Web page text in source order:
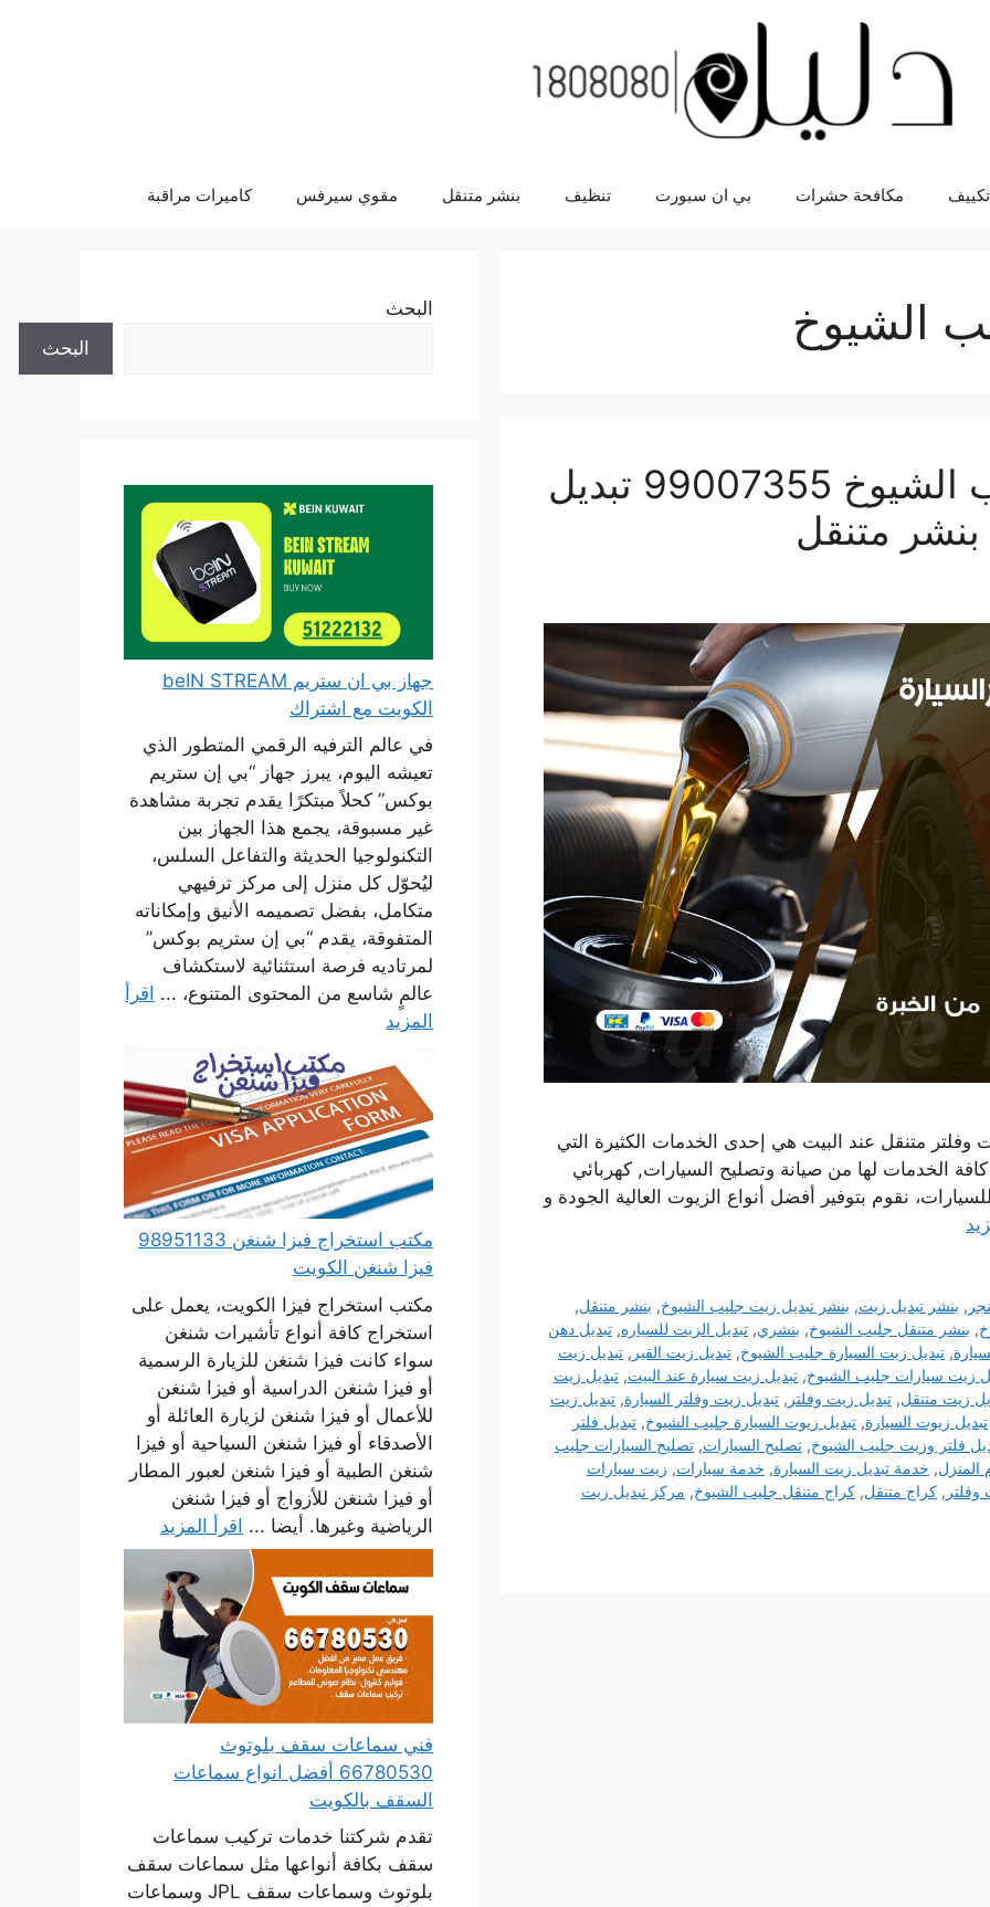
تكييف مكافحة حشرات بي ان سبورت تنظيف بنشر متنقل مقوي سيرفس كاميرات مراقبة
الشيوخ
تبديل زيت السيارة جليب الشيوخ 99007355 تبديل
بنشر متنقل
متنقل عند البيت هي إحدى الخدمات الكثيرة التي
كافة الخدمات لها من صيانة وتصليح السيارات, كهربائي
نقوم بتوفير أفضل أنواع الزيوت العالية الجودة و
, بنشر تبديل زيت, بنشر تبديل زيت جليب الشيوخ, بنشر متنقل,
, بنشر متنقل جليب الشيوخ, بنشري, تبديل الزيت للسياره, تبديل دهن
, تبديل زيت السيارة جليب الشيوخ, تبديل زيت القير , تبديل زيت
زيت سيارات جليب الشيوخ, تبديل زيت سيارة عند البيت, تبديل زيت
زيت متنقل, تبديل زيت وفلتر , تبديل زيت وفلتر السيارة, تبديل زيت
تبديل زيوت السيارة, تبديل زيوت السيارة جليب الشيوخ, تبديل فلتر
فلتر وزيت جليب الشيوخ, تصليح السيارات, تصليح السيارات جليب
المنزل, خدمة تبديل زيت السيارة, خدمة سيارات, زيت سيارات
, كراج متنقل, كراج متنقل جليب الشيوخ, مركز تبديل زيت
البحث
البحث
جهاز بي ان ستريم beIN STREAM
الكويت مع اشتراك
في عالم الترفيه الرقمي المتطور الذي
تعيشه اليوم، يبرز جهاز “بي إن ستريم
بوكس” كحلاً مبتكرًا يقدم تجربة مشاهدة
غير مسبوقة، يجمع هذا الجهاز بين
التكنولوجيا الحديثة والتفاعل السلس،
ليُحوّل كل منزل إلى مركز ترفيهي
متكامل، بفضل تصميمه الأنيق وإمكاناته
المتفوقة، يقدم “بي إن ستريم بوكس”
لمرتاديه فرصة استثنائية لاستكشاف
عالمٍ شاسع من المحتوى المتنوع، ... اقرأ
المزيد
مكتب استخراج فيزا شنغن 98951133
فيزا شنغن الكويت
مكتب استخراج فيزا الكويت، يعمل على
استخراج كافة أنواع تأشيرات شنغن
سواء كانت فيزا شنغن للزيارة الرسمية
أو فيزا شنغن الدراسية أو فيزا شنغن
للأعمال أو فيزا شنغن لزيارة العائلة أو
الأصدقاء أو فيزا شنغن السياحية أو فيزا
شنغن الطبية أو فيزا شنغن لعبور المطار
أو فيزا شنغن للأزواج أو فيزا شنغن
الرياضية وغيرها. أيضا ... اقرأ المزيد
فني سماعات سقف بلوتوث
66780530 أفضل انواع سماعات
السقف بالكويت
تقدم شركتنا خدمات تركيب سماعات
سقف بكافة أنواعها مثل سماعات سقف
بلوتوث وسماعات سقف JPL وسماعات